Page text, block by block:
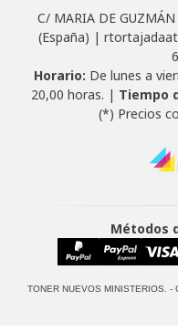
C/ MARIA DE
(España) |
Horario: De lunes a
20,00 horas. | Tiempo
(*) Precios
Métodos
TONER NUEVOS MINISTERIOS. -